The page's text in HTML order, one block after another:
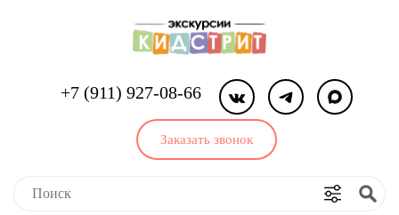
+7 (911) 927-08-66
Заказать звонок